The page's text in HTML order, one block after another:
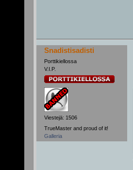
Snadistisadisti
Porttikiellossa
V.I.P.
Viestejä: 1506
TrueMaster and proud of it!
Galleria